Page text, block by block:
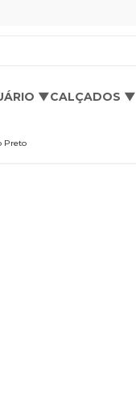
▼CALÇADOS ▼
Preto